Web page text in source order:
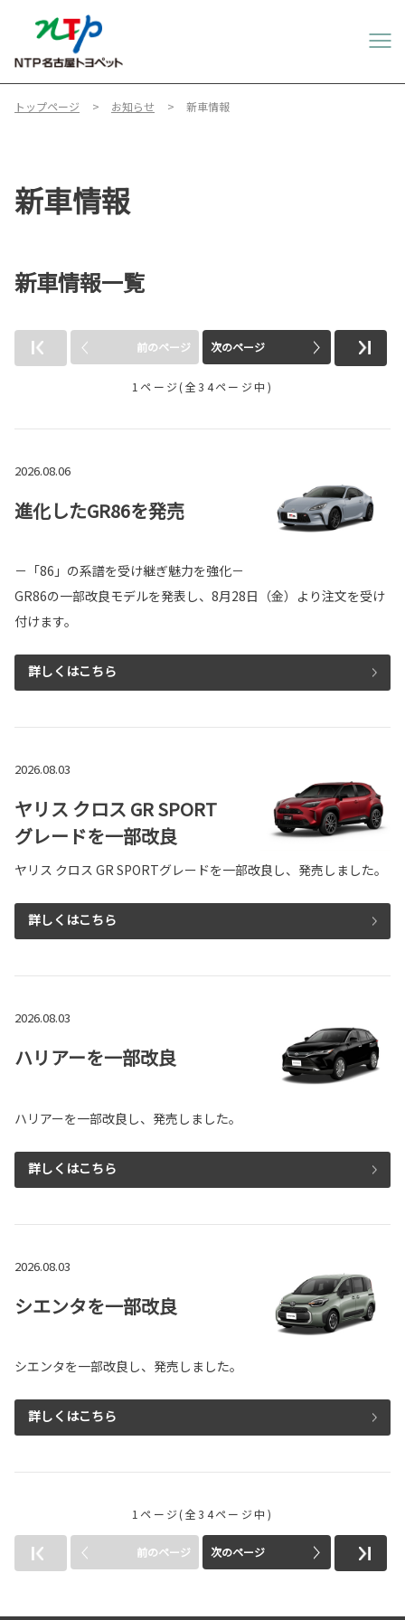
トップページ お知らせ 新車情報
新車情報
新車情報一覧
前のページ 次のページ
1ページ(全34ページ中)
2026.08.06
進化したGR86を発売
－「86」の系譜を受け継ぎ魅力を強化－
GR86の一部改良モデルを発表し、8月28日（金）より注文を受け
付けます。
詳しくはこちら
2026.08.03
ヤリス クロス GR SPORT
グレードを一部改良
ヤリス クロス GR SPORTグレードを一部改良し、発売しました。
詳しくはこちら
2026.08.03
ハリアーを一部改良
ハリアーを一部改良し、発売しました。
詳しくはこちら
2026.08.03
シエンタを一部改良
シエンタを一部改良し、発売しました。
詳しくはこちら
1ページ(全34ページ中)
前のページ 次のページ